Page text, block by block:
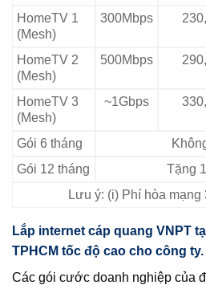
HomeTV 1
(Mesh)
300Mbps
HomeTV 2
(Mesh)
500Mbps
HomeTV 3
(Mesh)
~1Gbps
Gói 6 tháng
Gói 12 tháng
Tặng
Lưu ý: (i) Phí hòa mạng
Lắp internet cáp quang VNPT
TPHCM tốc độ cao cho công ty.
Các gói cước doanh nghiệp của